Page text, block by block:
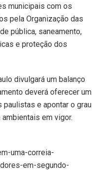
municipais com os
pela Organização das
pública, saneamento,
e proteção dos
divulgará um balanço
deverá oferecer um
e apontar o grau
em vigor.
uma-correia-
em-segundo-